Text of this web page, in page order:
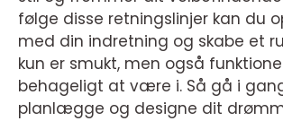
følge disse retningslinjer kan du
med din indretning og skabe et
kun er smukt, men også
behageligt at være i. Så gå i
planlægge og designe dit